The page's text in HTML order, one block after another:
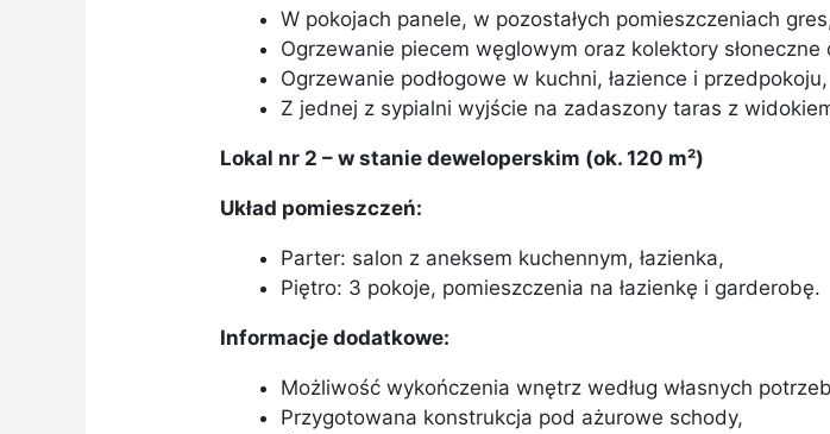
W pokojach panele, w pozostałych pomieszczeniach
Ogrzewanie piecem węglowym oraz kolektory
Ogrzewanie podłogowe w kuchni, łazience i przedpokoju,
Z jednej z sypialni wyjście na zadaszony taras z
Lokal nr 2 – w stanie deweloperskim (ok. 120 m²)
Układ pomieszczeń:
Parter: salon z aneksem kuchennym, łazienka,
Piętro: 3 pokoje, pomieszczenia na łazienkę i garderobę.
Informacje dodatkowe:
Możliwość wykończenia wnętrz według własnych
Przygotowana konstrukcja pod ażurowe schody,